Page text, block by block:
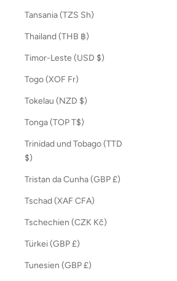
Tansania (TZS Sh)
Thailand (THB ฿)
Timor-Leste (USD $)
Togo (XOF Fr)
Tokelau (NZD $)
Tonga (TOP T$)
Trinidad und Tobago (TTD
$)
Tristan da Cunha (GBP £)
Tschad (XAF CFA)
Tschechien (CZK Kč)
Türkei (GBP £)
Tunesien (GBP £)